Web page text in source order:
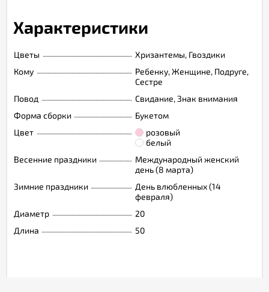
Характеристики
Цветы
Хризантемы, Гвоздики
Кому
Ребенку, Женщине, Подруге,
Сестре
Повод
Свидание, Знак внимания
Форма сборки
Букетом
Цвет
розовый
белый
Весенние праздники
Международный женский
день (8 марта)
Зимние праздники
День влюбленных (14
февраля)
Диаметр
20
Длина
50